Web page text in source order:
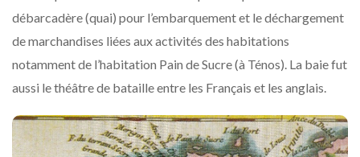
débarcadère (quai) pour l’embarquement et le déchargement
de marchandises liées aux activités des habitations
notamment de l’habitation Pain de Sucre (à Ténos). La baie fut
aussi le théâtre de bataille entre les Français et les anglais.